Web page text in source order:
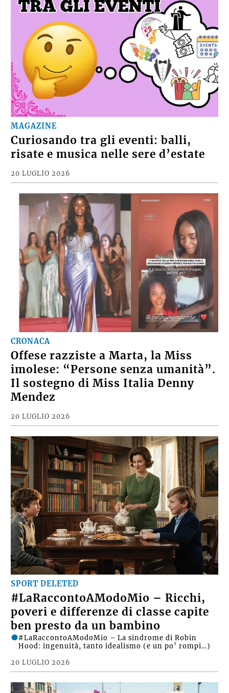
MAGAZINE
Curiosando tra gli eventi: balli,
risate e musica nelle sere d’estate
20 LUGLIO 2026
CRONACA
Offese razziste a Marta, la Miss
imolese: “Persone senza umanità”.
Il sostegno di Miss Italia Denny
Mendez
20 LUGLIO 2026
SPORT DELETED
#LaRaccontoAModoMio – Ricchi,
poveri e differenze di classe capite
ben presto da un bambino
20 LUGLIO 2026
#LaRaccontoAModoMio – La sindrome di Robin
Hood: ingenuità, tanto idealismo (e un po’ rompi…)